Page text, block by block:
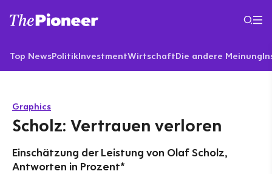
Top NewsPolitikInvestmentWirtschaftDie andere Meinung
Graphics
Scholz: Vertrauen verloren
Einschätzung der Leistung von Olaf Scholz,
Antworten in Prozent*